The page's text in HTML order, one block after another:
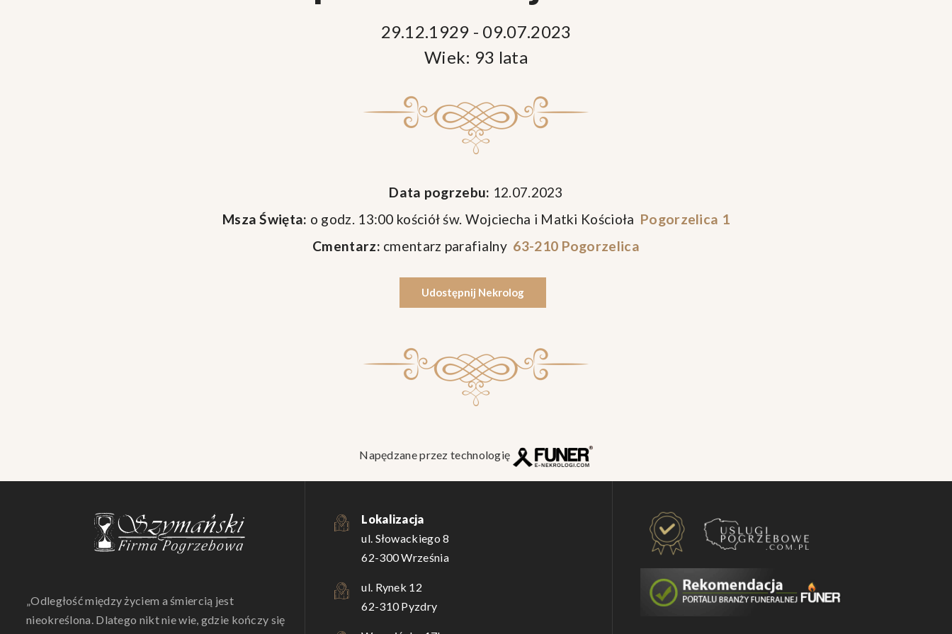
29.12.1929 - 09.07.2023
Wiek: 93 lata
Data pogrzebu: 12.07.2023
Msza Święta: o godz. 13:00 kościół św. Wojciecha i Matki Kościoła Pogorzelica 1
Cmentarz: cmentarz parafialny 63-210 Pogorzelica
Udostępnij Nekrolog
Napędzane przez technologię
„Odległość między życiem a śmiercią jest
nieokreślona. Dlatego nikt nie wie, gdzie kończy się
Lokalizacja
ul. Słowackiego 8
62-300 Września
ul. Rynek 12
62-310 Pyzdry